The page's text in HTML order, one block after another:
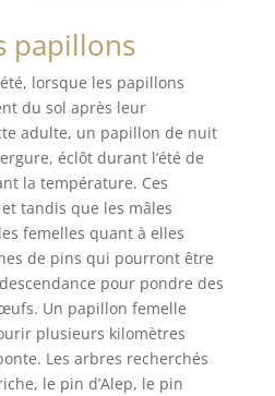
papillons
lorsque les papillons
du sol après leur
adulte, un papillon de nuit
éclôt durant l’été de
la température. Ces
tandis que les mâles
femelles quant à elles
de pins qui pourront être
pour pondre des
Un papillon femelle
plusieurs kilomètres
Les arbres recherchés
le pin d’Alep, le pin